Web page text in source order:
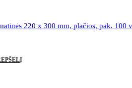
220 x 300 mm, plačios, pak. 100